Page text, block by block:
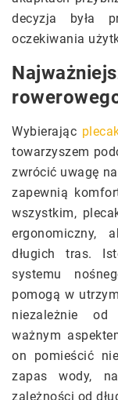
decyzja była
oczekiwania
Wybierając
towarzyszem
zwrócić uwagę
zapewnią
wszystkim,
ergonomiczny,
długich tras.
systemu
pomogą w
niezależnie od
ważnym
on pomieścić
zapas wody,
zależności od